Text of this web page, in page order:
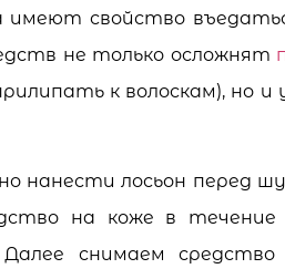
имеют свойство
не только осложнят
к волоскам), но и
нанести лосьон перед
на коже в течение
снимаем средство